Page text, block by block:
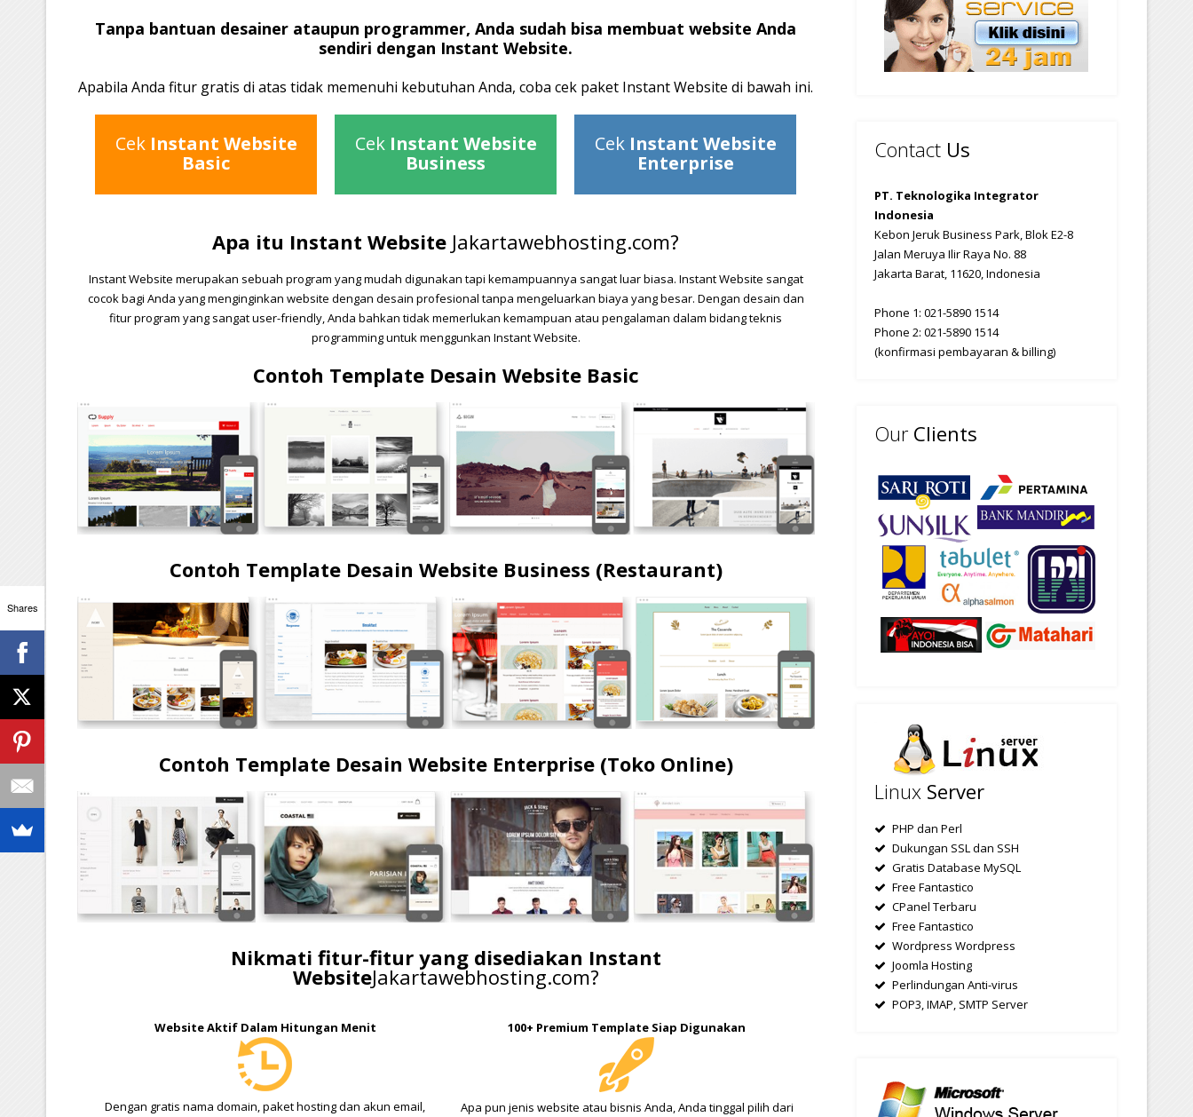
Tanpa bantuan desainer ataupun programmer, Anda sudah bisa membuat website Anda
sendiri dengan Instant Website.
Apabila Anda fitur gratis di atas tidak memenuhi kebutuhan Anda, coba cek paket Instant Website di bawah ini.
Cek Instant Website
Basic
Cek Instant Website
Business
Cek Instant Website
Enterprise
Apa itu Instant Website Jakartawebhosting.com?
Instant Website merupakan sebuah program yang mudah digunakan tapi kemampuannya sangat luar biasa. Instant Website sangat
cocok bagi Anda yang menginginkan website dengan desain profesional tanpa mengeluarkan biaya yang besar. Dengan desain dan
fitur program yang sangat user-friendly, Anda bahkan tidak memerlukan kemampuan atau pengalaman dalam bidang teknis
programming untuk menggunkan Instant Website.
Contoh Template Desain Website Basic
Contoh Template Desain Website Business (Restaurant)
Contoh Template Desain Website Enterprise (Toko Online)
Nikmati fitur-fitur yang disediakan Instant
WebsiteJakartawebhosting.com?
Website Aktif Dalam Hitungan Menit
Dengan gratis nama domain, paket hosting dan akun email,
100+ Premium Template Siap Digunakan
Apa pun jenis website atau bisnis Anda, Anda tinggal pilih dari
Contact Us
PT. Teknologika Integrator
Indonesia
Kebon Jeruk Business Park, Blok E2-8
Jalan Meruya Ilir Raya No. 88
Jakarta Barat, 11620, Indonesia
Phone 1: 021-5890 1514
Phone 2: 021-5890 1514
(konfirmasi pembayaran & billing)
Our Clients
Linux Server
PHP dan Perl
Dukungan SSL dan SSH
Gratis Database MySQL
Free Fantastico
CPanel Terbaru
Free Fantastico
Wordpress Wordpress
Joomla Hosting
Perlindungan Anti-virus
POP3, IMAP, SMTP Server
Shares